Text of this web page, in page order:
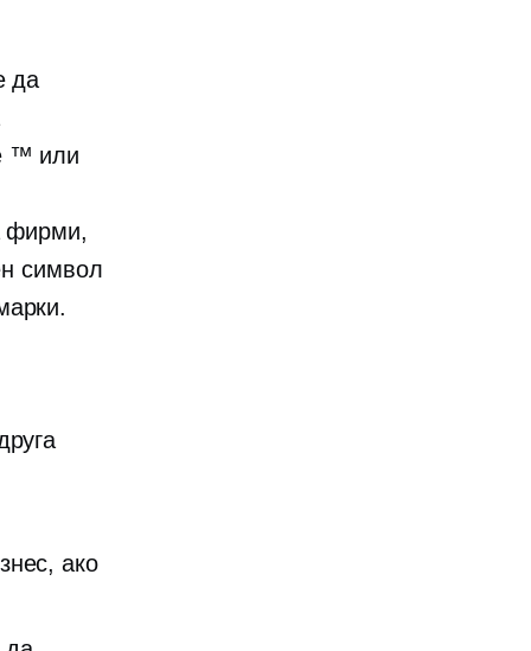
да
™ или
фирми,
символ
ако